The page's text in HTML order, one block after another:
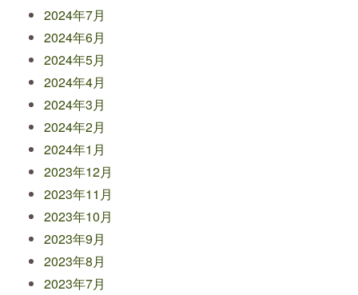
2024年7月
2024年6月
2024年5月
2024年4月
2024年3月
2024年2月
2024年1月
2023年12月
2023年11月
2023年10月
2023年9月
2023年8月
2023年7月